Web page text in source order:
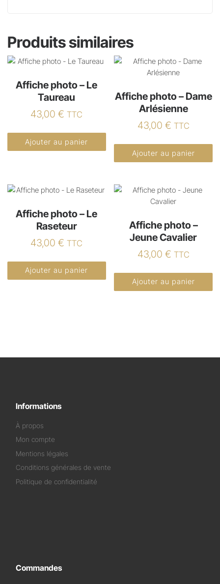
Produits similaires
Affiche photo – Le
Taureau
43,00€ TTC
Ajouter au panier
Affiche photo – Dame
Arlésienne
43,00 € TTC
Ajouter au panier
Affiche photo – Le
Raseteur
43,00€ TTC
Ajouter au panier
Affiche photo –
Jeune Cavalier
43,00 € TTC
Ajouter au panier
Informations
À propos
Mon compte
Mentions légales
Conditions générales de vente
Politique de confidentialité
Commandes